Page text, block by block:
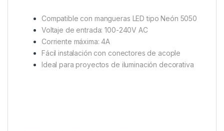
Compatible con mangueras LED tipo Neón 5050
Voltaje de entrada: 100-240V AC
Corriente máxima: 4A
Fácil instalación con conectores de acople
Ideal para proyectos de iluminación decorativa